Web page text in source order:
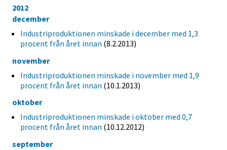
2012
december
Industriproduktionen minskade i december med 1,3
procent från året innan (8.2.2013)
november
Industriproduktionen minskade i november med 1,9
procent från året innan (10.1.2013)
oktober
Industriproduktionen minskade i oktober med 0,7
procent från året innan (10.12.2012)
september